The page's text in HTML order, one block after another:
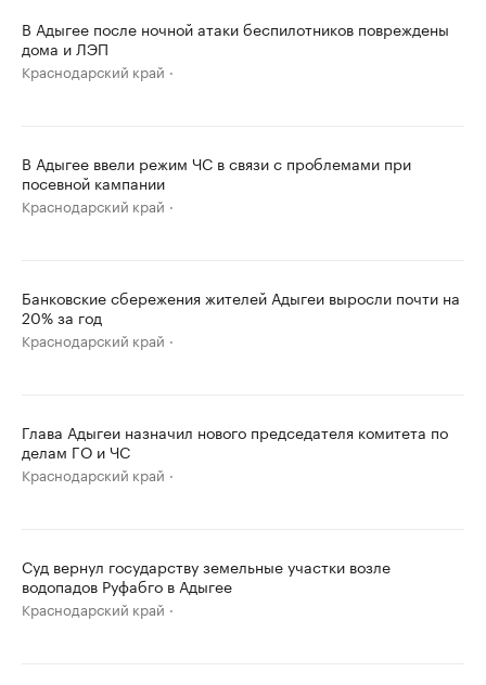
В Адыгее после ночной атаки беспилотников повреждены
дома и ЛЭП
Краснодарский край
В Адыгее ввели режим ЧС в связи с проблемами при
посевной кампании
Краснодарский край
Банковские сбережения жителей Адыгеи выросли почти на
20% за год
Краснодарский край
Глава Адыгеи назначил нового председателя комитета по
делам ГО и ЧС
Краснодарский край
Суд вернул государству земельные участки возле
водопадов Руфабго в Адыгее
Краснодарский край